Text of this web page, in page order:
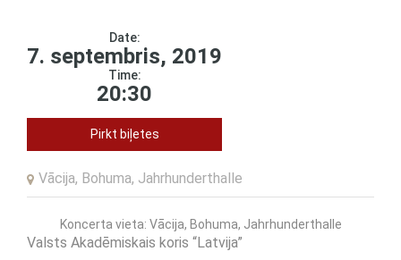
Date:
7. septembris, 2019
Time:
20:30
Pirkt biļetes
Vācija, Bohuma, Jahrhunderthalle
Koncerta vieta: Vācija, Bohuma, Jahrhunderthalle
Valsts Akadēmiskais koris “Latvija”